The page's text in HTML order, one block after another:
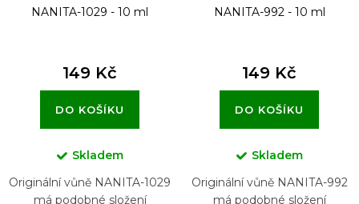
NANITA-1029 - 10 ml
149 Kč
DO KOŠÍKU
Skladem
Originální vůně NANITA-1029
má podobné složení
NANITA-992 - 10 ml
149 Kč
DO KOŠÍKU
Skladem
Originální vůně NANITA-992
má podobné složení